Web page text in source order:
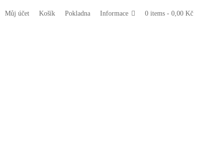
Můj účet Košík Pokladna Informace 0 items - 0,00 Kč